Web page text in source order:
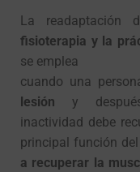
La readaptación
fisioterapia y la
se emplea
cuando una
lesión y
inactividad debe
principal función
a recuperar la